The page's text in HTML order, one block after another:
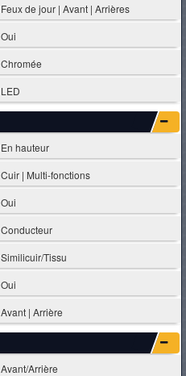
Feux de jour | Avant | Arrières
Oui
Chromée
LED
En hauteur
Cuir | Multi-fonctions
Oui
Conducteur
Similicuir/Tissu
Oui
Avant | Arrière
Avant/Arrière